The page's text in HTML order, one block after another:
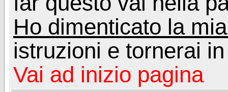
Ho dimenticato la
istruzioni e tornerai
Vai ad inizio pagina